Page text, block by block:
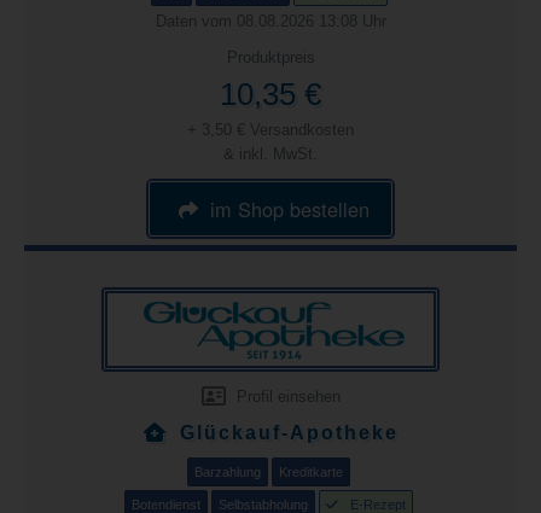
Daten vom 08.08.2026 13:08 Uhr
Produktpreis
10,35 €
+ 3,50 € Versandkosten
& inkl. MwSt.
im Shop bestellen
Profil einsehen
Glückauf-Apotheke
Barzahlung Kreditkarte
Botendienst Selbstabholung E-Rezept